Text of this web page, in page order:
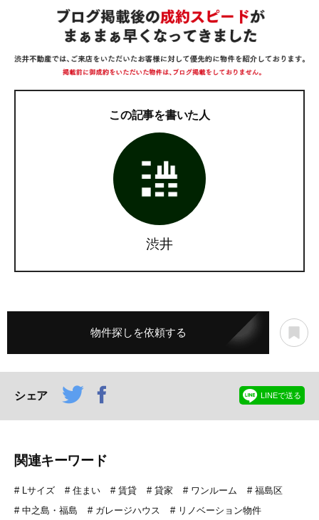
この記事を書いた人
渋井
物件探しを依頼する
シェア LINEで送る
関連キーワード
Lサイズ 住まい 賃貸 貸家 ワンルーム
福島区
中之島・福島
ガレージハウス
リノベーション物件